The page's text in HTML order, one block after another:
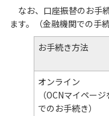
お問い合わせ
お知らせ
なお、口座振替のお手
ます。（金融機関での手
お手続き方法
オンライン
（OCNマイペー
でのお手続き）